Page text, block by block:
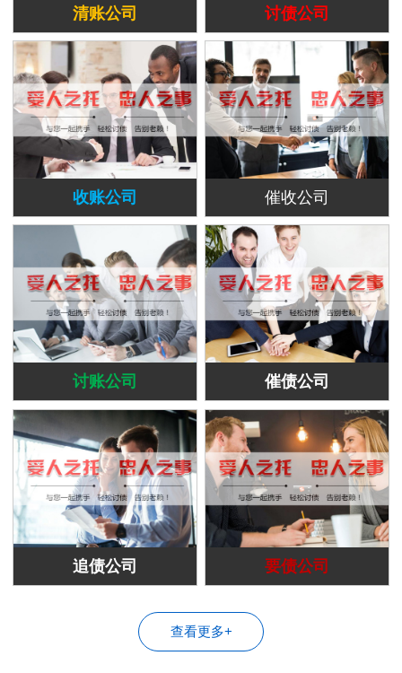
清账公司 讨债公司
收账公司 催收公司
讨账公司 催债公司
追债公司 要债公司
查看更多+